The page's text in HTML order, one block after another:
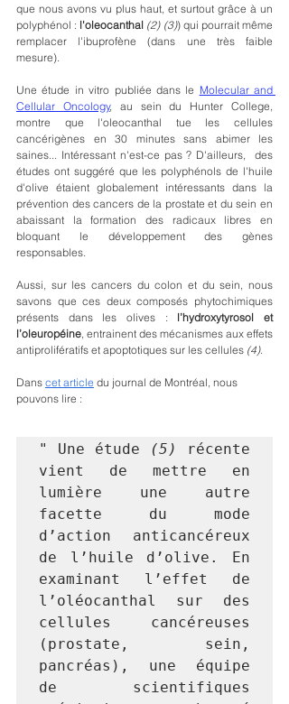
que nous avons vu plus haut, et surtout grâce à un
polyphénol : l'oleocanthal (2) (3)) qui pourrait même
remplacer l'ibuprofène (dans une très faible
mesure).
Une étude in vitro publiée dans le Molecular and
Cellular Oncology, au sein du Hunter College,
montre que l'oleocanthal tue les cellules
cancérigènes en 30 minutes sans abimer les
saines... Intéressant n'est-ce pas ? D'ailleurs,  des
études ont suggéré que les polyphénols de l'huile
d'olive étaient globalement intéressants dans la
prévention des cancers de la prostate et du sein en
abaissant la formation des radicaux libres en
bloquant le développement des gènes
responsables.
Aussi, sur les cancers du colon et du sein, nous
savons que ces deux composés phytochimiques
présents dans les olives : l’hydroxytyrosol et
l’oleuropéine , entrainent des mécanismes aux effets
antiprolifératifs et apoptotiques sur les cellules (4).
Dans cet article du journal de Montréal, nous
pouvons lire :
" Une étude (5)
récente
vient de mettre en
lumière une autre
facette du mode
d’action anticancéreux
de l’huile d’olive. En
examinant l’effet de
l’oléocanthal sur des
cellules cancéreuses
(prostate, sein,
pancréas), une équipe
de scientifiques